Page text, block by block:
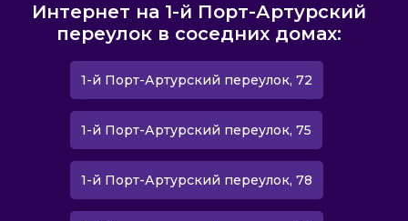
Интернет на 1-й Порт-Артурский
переулок в соседних домах:
1-й Порт-Артурский переулок, 72
1-й Порт-Артурский переулок, 75
1-й Порт-Артурский переулок, 78